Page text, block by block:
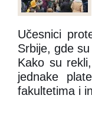
Učesnici
Srbije, gde
Kako su
jednake
fakultetima i